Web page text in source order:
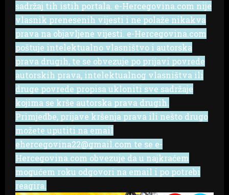
sadržaj tih istih portala. e-Hercegovina.com nije
vlasnik prenesenih vijesti i ne polaže nikakva
prava na objavljene vijesti. e-Hercegovina.com
poštuje intelektualno vlasništvo i autorska
prava drugih, te se obvezuje po prijavi povrede
autorskih prava, intelektualnog vlasništva ili
druge povrede propisa ukloniti sve sadržaje
kojima se krše autorska prava drugih.
Primjedbe, prijave kršenja prava ili nešto drugo
možete uputiti na email
ehercegovina22@gmail.com te se e-
Hercegovina.com obvezuje da u najkraćem
mogućem roku odgovori na email i po potrebi
reagira.